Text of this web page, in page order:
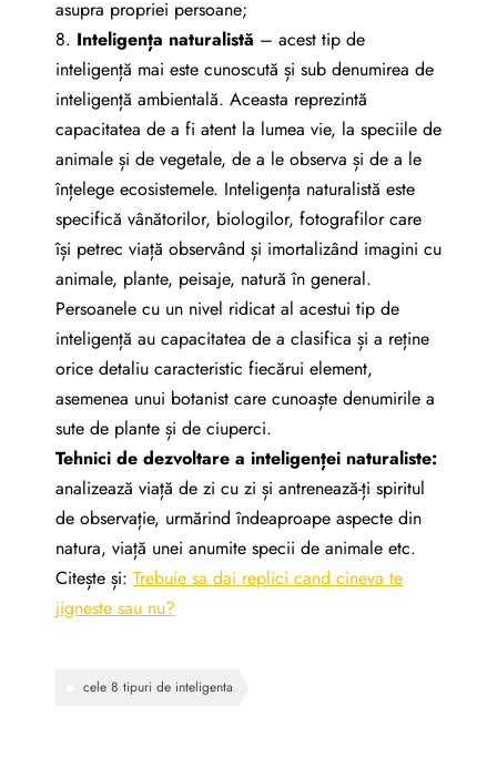
asupra propriei persoane;
8. Inteligența naturalistă – acest tip de
inteligență mai este cunoscută și sub denumirea de
inteligență ambientală. Aceasta reprezintă
capacitatea de a fi atent la lumea vie, la speciile de
animale și de vegetale, de a le observa și de a le
înțelege ecosistemele. Inteligența naturalistă este
specifică vânătorilor, biologilor, fotografilor care
își petrec viață observând și imortalizând imagini cu
animale, plante, peisaje, natură în general.
Persoanele cu un nivel ridicat al acestui tip de
inteligență au capacitatea de a clasifica și a reține
orice detaliu caracteristic fiecărui element,
asemenea unui botanist care cunoaște denumirile a
sute de plante și de ciuperci.
Tehnici de dezvoltare a inteligenței naturaliste:
analizează viață de zi cu zi și antrenează-ți spiritul
de observație, urmărind îndeaproape aspecte din
natura, viață unei anumite specii de animale etc.
Citește și: Trebuie sa dai replici cand cineva te
jigneste sau nu?
cele 8 tipuri de inteligenta